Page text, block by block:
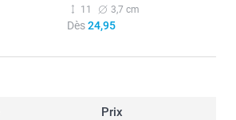
11 3,7 cm
Dès24,95
Prix